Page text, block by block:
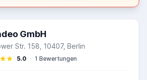
GmbH
Str. 158, 10407, Berlin
5.0 · 1 Bewertungen